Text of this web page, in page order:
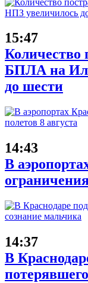
15:47
Количество
БПЛА на
до шести
14:43
В
14:37
В